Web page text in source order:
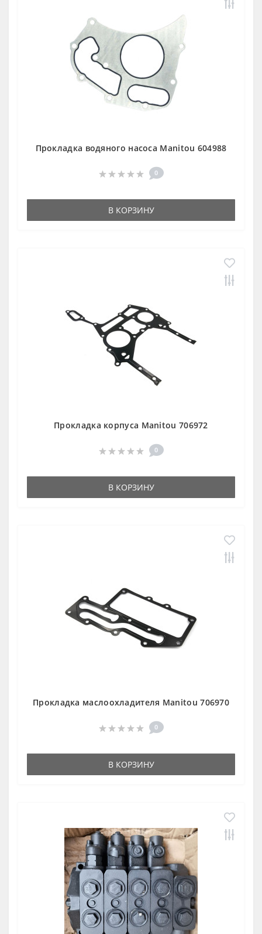
Прокладка водяного насоса Manitou 604988
0
В КОРЗИНУ
Прокладка корпуса Manitou 706972
0
В КОРЗИНУ
Прокладка маслоохладителя Manitou 706970
0
В КОРЗИНУ